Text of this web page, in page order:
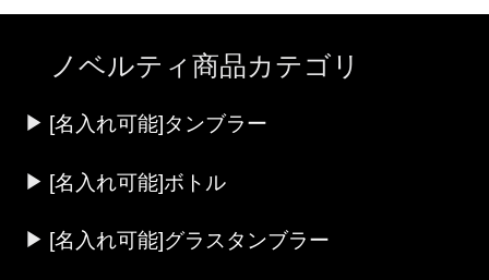
ノベルティ商品カテゴリ
[名入れ可能]タンブラー
[名入れ可能]ボトル
[名入れ可能]グラスタンブラー